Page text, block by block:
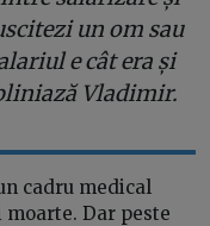
un om sau
e cât era și
Vladimir.
cadru medical
Dar peste